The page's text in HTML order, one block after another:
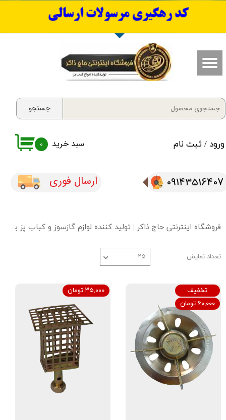
ورود / ثبت نام
حساب کاربری من
سفارشات
۰
جستجو
​کد رهگیری مرسولات ارسالی
09143516407​​​​​​​ ارسال فوری
سبد خرید
فروشگاه اینترنتی حاج ذاکر | تولید کننده لوازم گازسوز و کباب پز
تعداد نمایش ۲۵
تخفیف
۶۰,۰۰۰ تومان
۳۵,۰۰۰ تومان